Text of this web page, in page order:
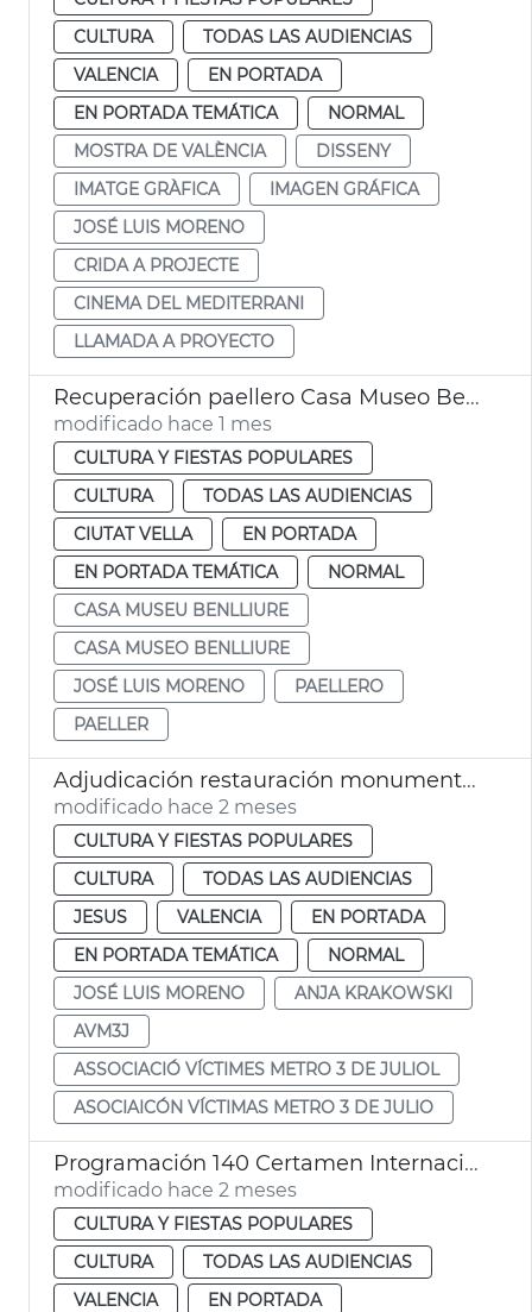
CULTURA
TODAS LAS AUDIENCIAS
VALENCIA
EN PORTADA
EN PORTADA TEMÁTICA
NORMAL
MOSTRA DE VALÈNCIA
DISSENY
IMATGE GRÀFICA
IMAGEN GRÁFICA
JOSÉ LUIS MORENO
CRIDA A PROJECTE
CINEMA DEL MEDITERRANI
LLAMADA A PROYECTO
Recuperación paellero Casa Museo Benlliure
modificado hace 1 mes
CULTURA Y FIESTAS POPULARES
CULTURA
TODAS LAS AUDIENCIAS
CIUTAT VELLA
EN PORTADA
EN PORTADA TEMÁTICA
NORMAL
CASA MUSEU BENLLIURE
CASA MUSEO BENLLIURE
JOSÉ LUIS MORENO
PAELLERO
PAELLER
Adjudicación restauración monumento víctimas metro 3-J
modificado hace 2 meses
CULTURA Y FIESTAS POPULARES
CULTURA
TODAS LAS AUDIENCIAS
JESUS
VALENCIA
EN PORTADA
EN PORTADA TEMÁTICA
NORMAL
JOSÉ LUIS MORENO
ANJA KRAKOWSKI
AVM3J
ASSOCIACIÓ VÍCTIMES METRO 3 DE JULIOL
ASOCIAICÓN VÍCTIMAS METRO 3 DE JULIO
Programación 140 Certamen Internacional Bandas Música Ciudad València
modificado hace 2 meses
CULTURA Y FIESTAS POPULARES
CULTURA
TODAS LAS AUDIENCIAS
VALENCIA
EN PORTADA